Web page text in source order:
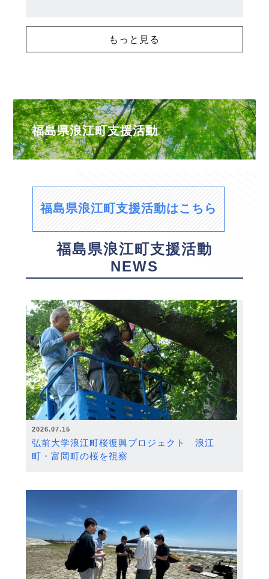
もっと見る
福島県浪江町支援活動
福島県浪江町支援活動はこちら
福島県浪江町支援活動
NEWS
2026.07.15
弘前大学浪江町桜復興プロジェクト 浪江
町・富岡町の桜を視察